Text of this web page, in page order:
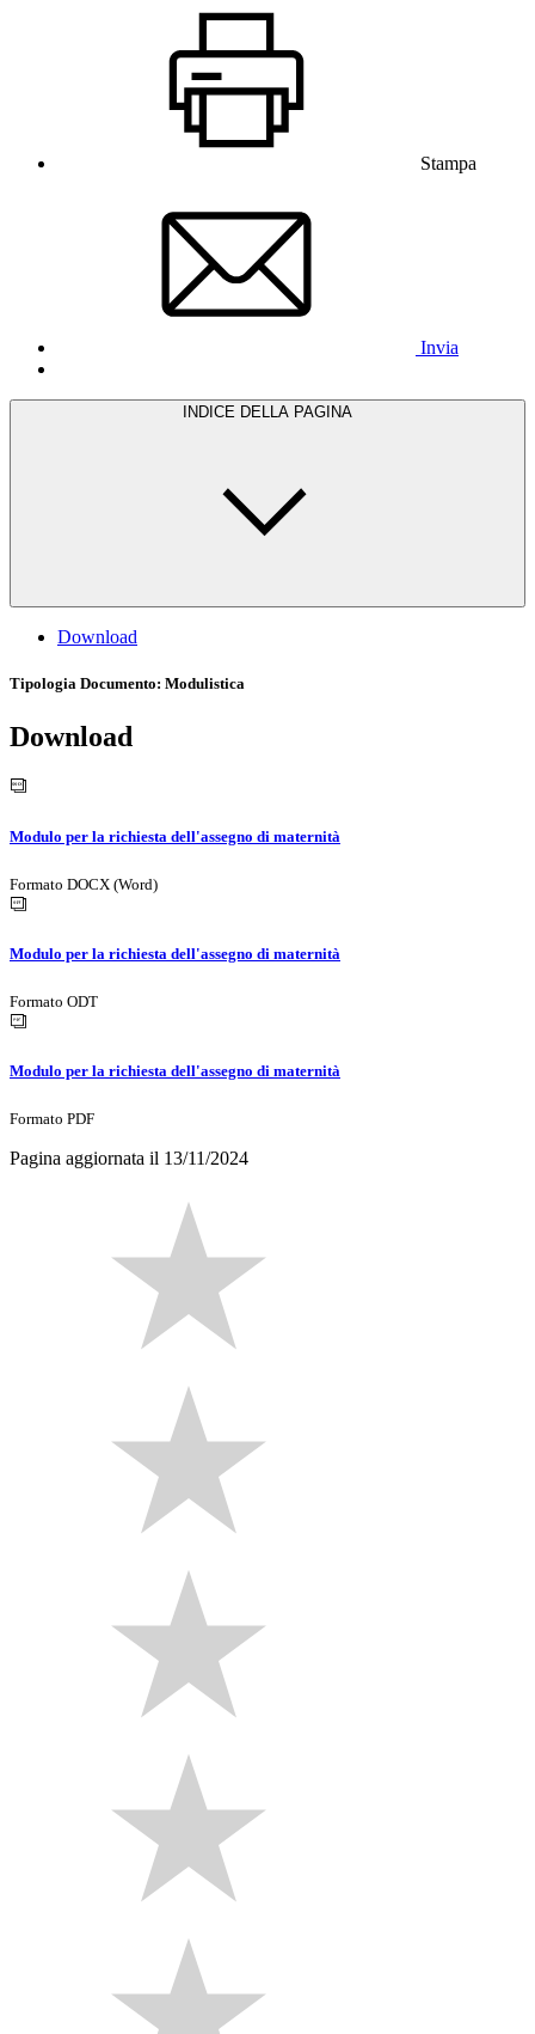
Stampa
Invia
INDICE DELLA PAGINA
Download
Tipologia Documento: Modulistica
Download
Modulo per la richiesta dell'assegno di maternità
Formato DOCX (Word)
Modulo per la richiesta dell'assegno di maternità
Formato ODT
Modulo per la richiesta dell'assegno di maternità
Formato PDF
Pagina aggiornata il 13/11/2024